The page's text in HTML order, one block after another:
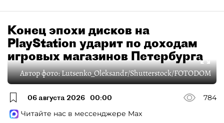
Конец эпохи дисков на
PlayStation ударит по доходам
игровых магазинов Петербурга
Автор фото:Lutsenko_Oleksandr/Shutterstock/FOTODOM
06 августа 2026 00:00
784
Читайте нас в мессенджере Max